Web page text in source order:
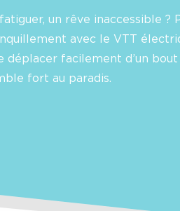
un rêve inaccessible ?
avec le VTT
déplacer facilement d’un
fort au paradis.